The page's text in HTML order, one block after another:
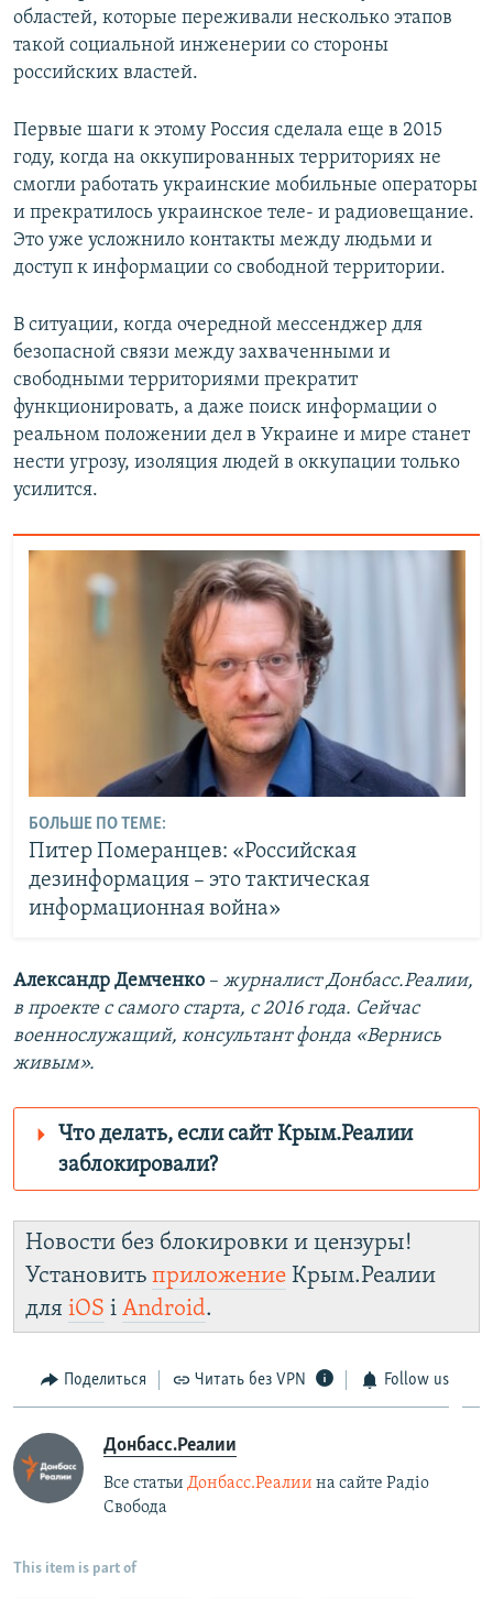
областей, которые переживали несколько этапов
такой социальной инженерии со стороны
российских властей.
Первые шаги к этому Россия сделала еще в 2015
году, когда на оккупированных территориях не
смогли работать украинские мобильные операторы
и прекратилось украинское теле- и радиовещание.
Это уже усложнило контакты между людьми и
доступ к информации со свободной территории.
В ситуации, когда очередной мессенджер для
безопасной связи между захваченными и
свободными территориями прекратит
функционировать, а даже поиск информации о
реальном положении дел в Украине и мире станет
нести угрозу, изоляция людей в оккупации только
усилится.
БОЛЬШЕ ПО ТЕМЕ:
Питер Померанцев: «Российская
дезинформация – это тактическая
информационная война»
Александр Демченко – журналист Донбасс.Реалии,
в проекте с самого старта, с 2016 года. Сейчас
военнослужащий, консультант фонда «Вернись
живым».
Что делать, если сайт Крым.Реалии
заблокировали?
Крым.Реалии
зеркального
сайта: https://d49mrhqoh643f.cloudfront.net/
установить VPN
Новости без блокировки и цензуры!
Установить приложение Крым.Реалии
для iOS і Android.
Поделиться Читать без VPN Follow us
Донбасс.Реалии
Все статьи Донбасс.Реалии на сайте Радіо
Свобода
This item is part of